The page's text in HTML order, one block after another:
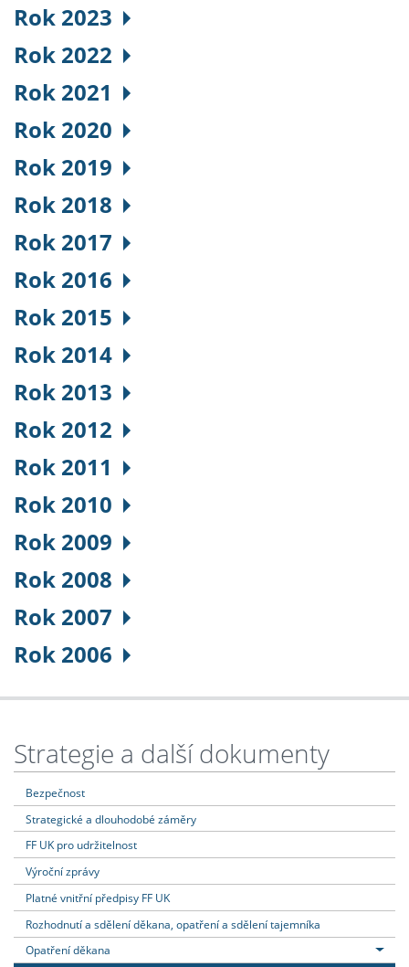
Rok 2023
Rok 2022
Rok 2021
Rok 2020
Rok 2019
Rok 2018
Rok 2017
Rok 2016
Rok 2015
Rok 2014
Rok 2013
Rok 2012
Rok 2011
Rok 2010
Rok 2009
Rok 2008
Rok 2007
Rok 2006
Strategie a další dokumenty
Bezpečnost
Strategické a dlouhodobé záměry
FF UK pro udržitelnost
Výroční zprávy
Platné vnitřní předpisy FF UK
Rozhodnutí a sdělení děkana, opatření a sdělení tajemníka
Opatření děkana